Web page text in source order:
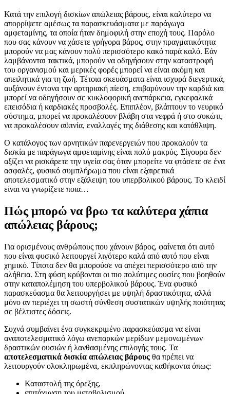
Κατά την επιλογή δισκίων απώλειας βάρους, είναι καλύτερο να
απορρίψετε αμέσως τα παρασκευάσματα με παράγωγα
αμφεταμίνης, τα οποία ήταν δημοφιλή στην εποχή τους. Παρόλο
που σας κάνουν να χάσετε γρήγορα βάρος, στην πραγματικότητα
μπορούν να μας κάνουν πολύ περισσότερο κακό παρά καλό. Εάν
λαμβάνονται τακτικά, μπορούν να οδηγήσουν στην καταστροφή
του οργανισμού και μερικές φορές μπορεί να είναι ακόμη και
απειλητικά για τη ζωή. Τέτοια σκευάσματα είναι ισχυρά διεγερτικά,
αυξάνουν έντονα την αρτηριακή πίεση, επιβαρύνουν την καρδιά και
μπορεί να οδηγήσουν σε κυκλοφορική ανεπάρκεια, εγκεφαλικά
επεισόδια ή καρδιακές προσβολές. Επιπλέον, βλάπτουν το νευρικό
σύστημα, μπορεί να προκαλέσουν βλάβη στα νεφρά ή στο συκώτι,
να προκαλέσουν αϋπνία, εναλλαγές της διάθεσης και κατάθλιψη.
Ο κατάλογος των αρνητικών παρενεργειών που προκαλούν τα
δισκία με παράγωγα αμφεταμίνης είναι πολύ μακρύς. Σίγουρα δεν
αξίζει να ρισκάρετε την υγεία σας όταν μπορείτε να φτάσετε σε ένα
ασφαλές, φυσικό συμπλήρωμα που είναι εξαιρετικά
αποτελεσματικό στην εξάλειψη του υπερβολικού βάρους. Το κλειδί
είναι να γνωρίζετε ποια…
Πώς μπορώ να βρω τα καλύτερα χάπια
απώλειας βάρους;
Για ορισμένους ανθρώπους που χάνουν βάρος, φαίνεται ότι αυτό
που είναι φυσικό λειτουργεί λιγότερο καλά από αυτό που είναι
χημικό. Τίποτα δεν θα μπορούσε να απέχει περισσότερο από την
αλήθεια. Στη φύση κρύβονται οι πιο πολύτιμες ουσίες που βοηθούν
στην καταπολέμηση του υπερβολικού βάρους. Ένα φυσικό
παρασκεύασμα θα λειτουργήσει με υψηλή δραστικότητα, αλλά
μόνο αν περιέχει τη σωστή σύνθεση συστατικών υψηλής ποιότητας
σε βέλτιστες δόσεις.
Συχνά συμβαίνει ένα συγκεκριμένο παρασκεύασμα να είναι
αναποτελεσματικό λόγω ανεπαρκών μερίδων μεμονωμένων
δραστικών ουσιών ή λανθασμένης επιλογής τους. Τα
αποτελεσματικά δισκία απώλειας βάρους θα πρέπει να
λειτουργούν ολοκληρωμένα, εκπληρώνοντας καθήκοντα όπως:
Καταστολή της όρεξης,